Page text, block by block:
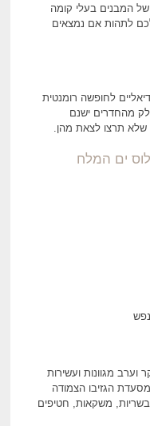
של המבנים בעלי קומה
לכם לתהות אם נמצאים
האידיאליים לחופשה רומנטית
מהחדרים ישנם
שלא תרצו לצאת מהן.
ים המלח
וערב מגוונות ועשירות
הגזיבו הצמודה
משקאות, חטיפים